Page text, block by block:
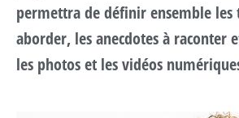
permettra de définir ensemble les
aborder, les anecdotes à raconter
les photos et les vidéos